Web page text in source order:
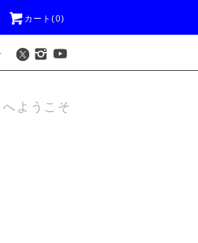
カート(0)
ようこそ